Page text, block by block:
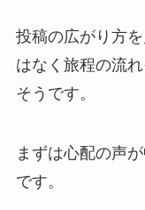
投稿の広がり方
はなく旅程の流
そうです。
まずは心配の声
です。